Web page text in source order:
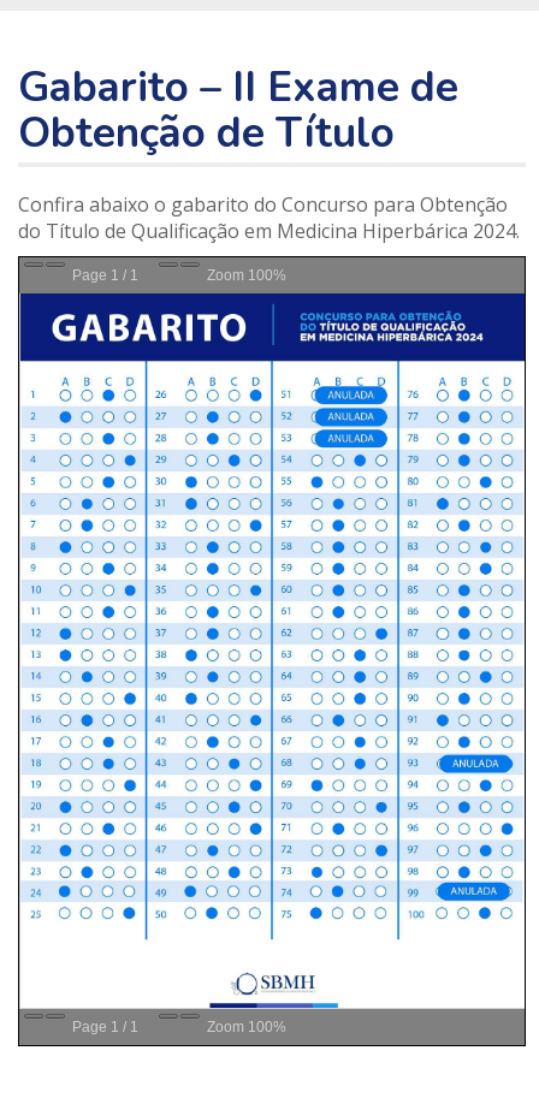
Gabarito – II Exame de
Obtenção de Título
Confira abaixo o gabarito do Concurso para Obtenção
do Título de Qualificação em Medicina Hiperbárica 2024.
Page 1 / 1 Zoom 100%
Page 1 / 1 Zoom 100%